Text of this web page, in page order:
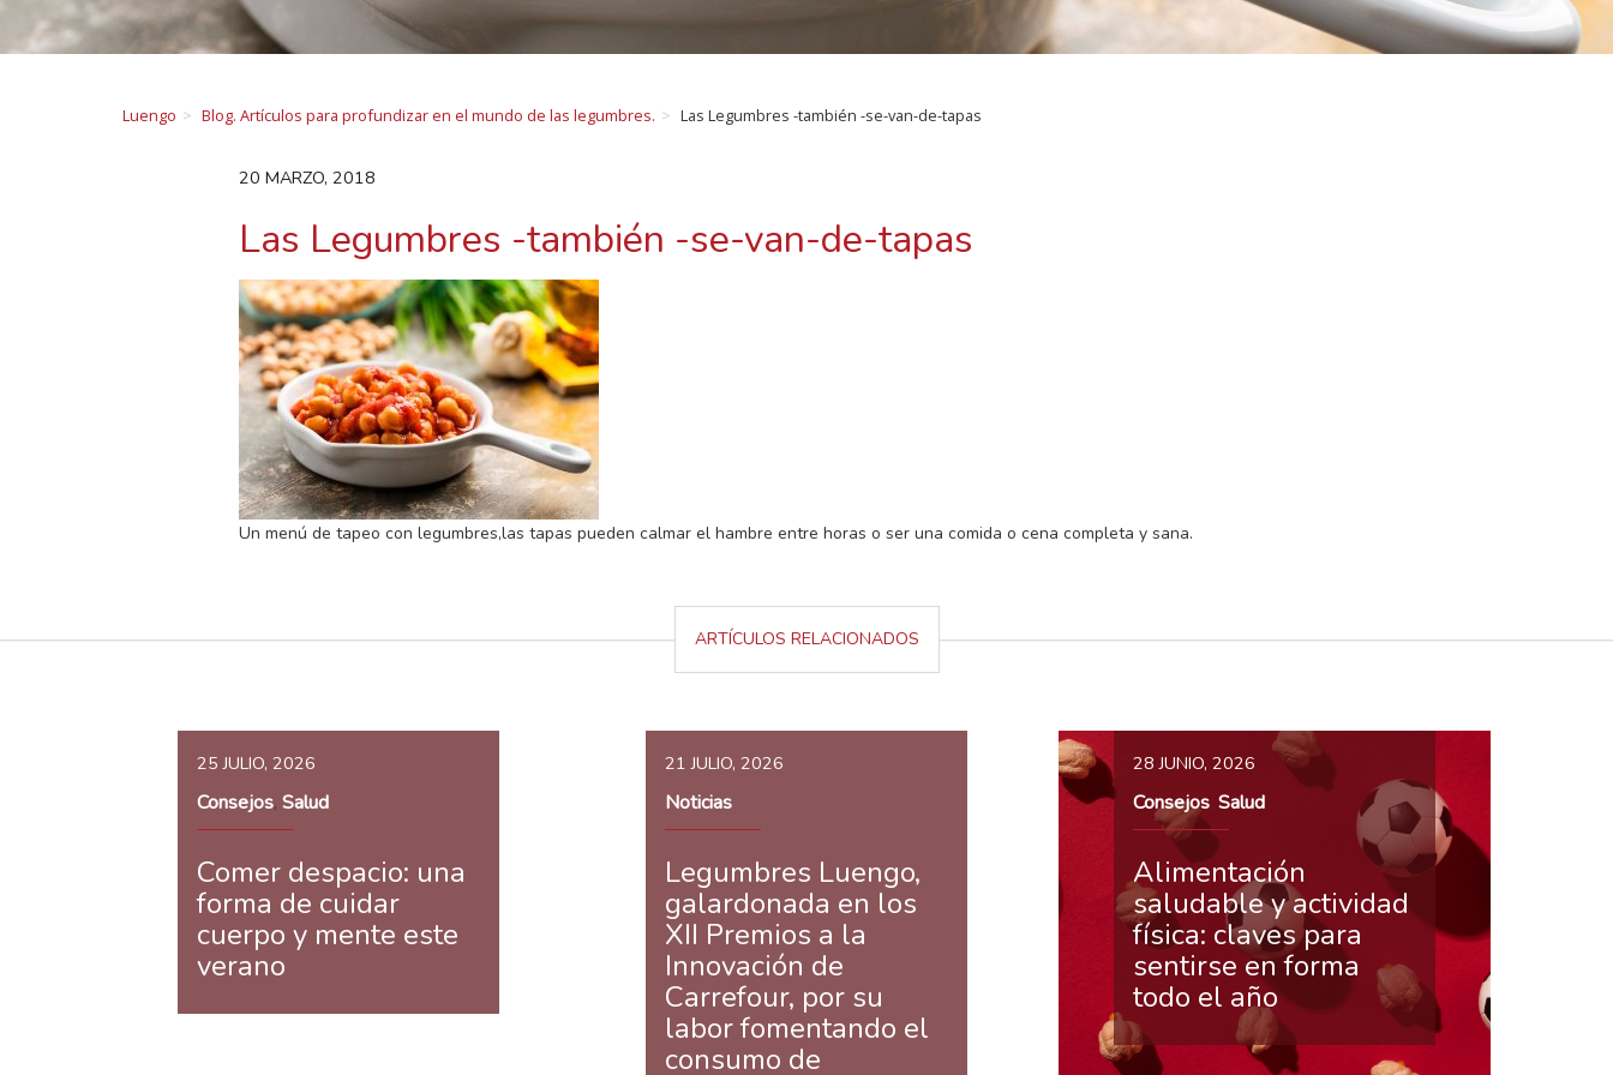
Luengo Blog. Artículos para profundizar en el mundo de las legumbres. Las Legumbres -también -se-van-de-tapas
20 MARZO, 2018
Las Legumbres -también -se-van-de-tapas
Un menú de tapeo con legumbres,las tapas pueden calmar el hambre entre horas o ser una comida o cena completa y sana.
ARTÍCULOS RELACIONADOS
25 JULIO, 2026
Consejos, Salud
Comer despacio: una
forma de cuidar
cuerpo y mente este
verano
21 JULIO, 2026
Noticias
Legumbres Luengo,
galardonada en los
XII Premios a la
Innovación de
Carrefour, por su
labor fomentando el
consumo de
28 JUNIO, 2026
Consejos, Salud
Alimentación
saludable y actividad
física: claves para
sentirse en forma
todo el año